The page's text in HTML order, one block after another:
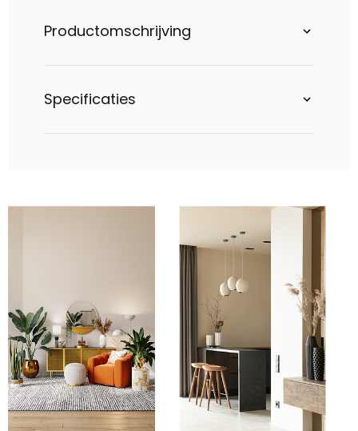
Productomschrijving
Specificaties